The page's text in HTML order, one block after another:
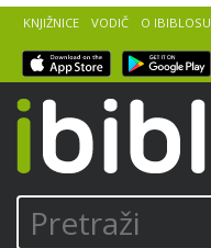
KNJIŽNICE VODIČ O IBIBLOSU